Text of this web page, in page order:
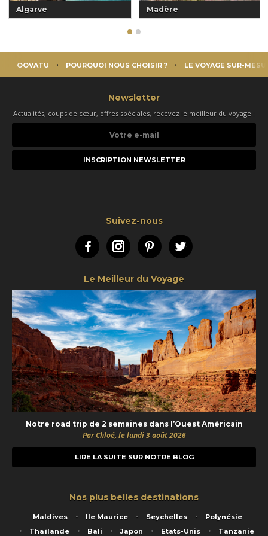
Algarve Madère
OOVATU POURQUOI NOUS CHOISIR ? LE VOYAGE SUR-
Newsletter
Actualités, coups de cœur, offres spéciales, recevez le meilleur du voyage :
e-
Suivez-nous
FacebookInstagramPinterestTwitter
Le Meilleur du Voyage
Notre road trip de 2 semaines dans l’Ouest Américain
Par Chloé, le lundi 3 août 2026
LIRE LA SUITE SUR NOTRE BLOG
Nos plus belles destinations
Maldives Ile Maurice Seychelles
Polynésie
Thaïlande
Bali Japon Etats-Unis Tanzanie